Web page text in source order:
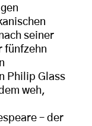
seiner
fünfzehn
Philip Glass
weh,
– der